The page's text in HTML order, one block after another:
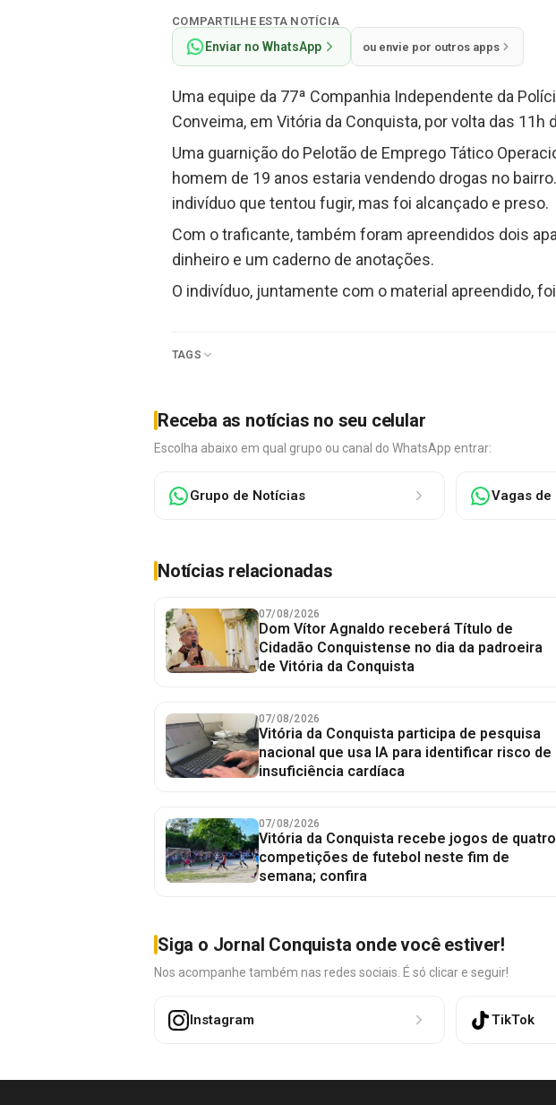
COMPARTILHE ESTA NOTÍCIA
Enviar no WhatsApp ou envie por outros apps
Uma equipe da 77ª Companhia Independente da
Conveima, em Vitória da Conquista, por volta das 11h
Uma guarnição do Pelotão de Emprego Tático
homem de 19 anos estaria vendendo drogas no
indivíduo que tentou fugir, mas foi alcançado e preso.
Com o traficante, também foram apreendidos dois
dinheiro e um caderno de anotações.
O indivíduo, juntamente com o material apreendido,
TAGS
Receba as notícias no seu celular
Escolha abaixo em qual grupo ou canal do WhatsApp entrar:
Grupo de Notícias Vagas de
Notícias relacionadas
07/08/2026
Dom Vítor Agnaldo receberá Título de
Cidadão Conquistense no dia da padroeira
de Vitória da Conquista
07/08/2026
Vitória da Conquista participa de pesquisa
nacional que usa IA para identificar risco de
insuficiência cardíaca
07/08/2026
Vitória da Conquista recebe jogos de quatro
competições de futebol neste fim de
semana; confira
Siga o Jornal Conquista onde você estiver!
Nos acompanhe também nas redes sociais. É só clicar e seguir!
Instagram TikTok